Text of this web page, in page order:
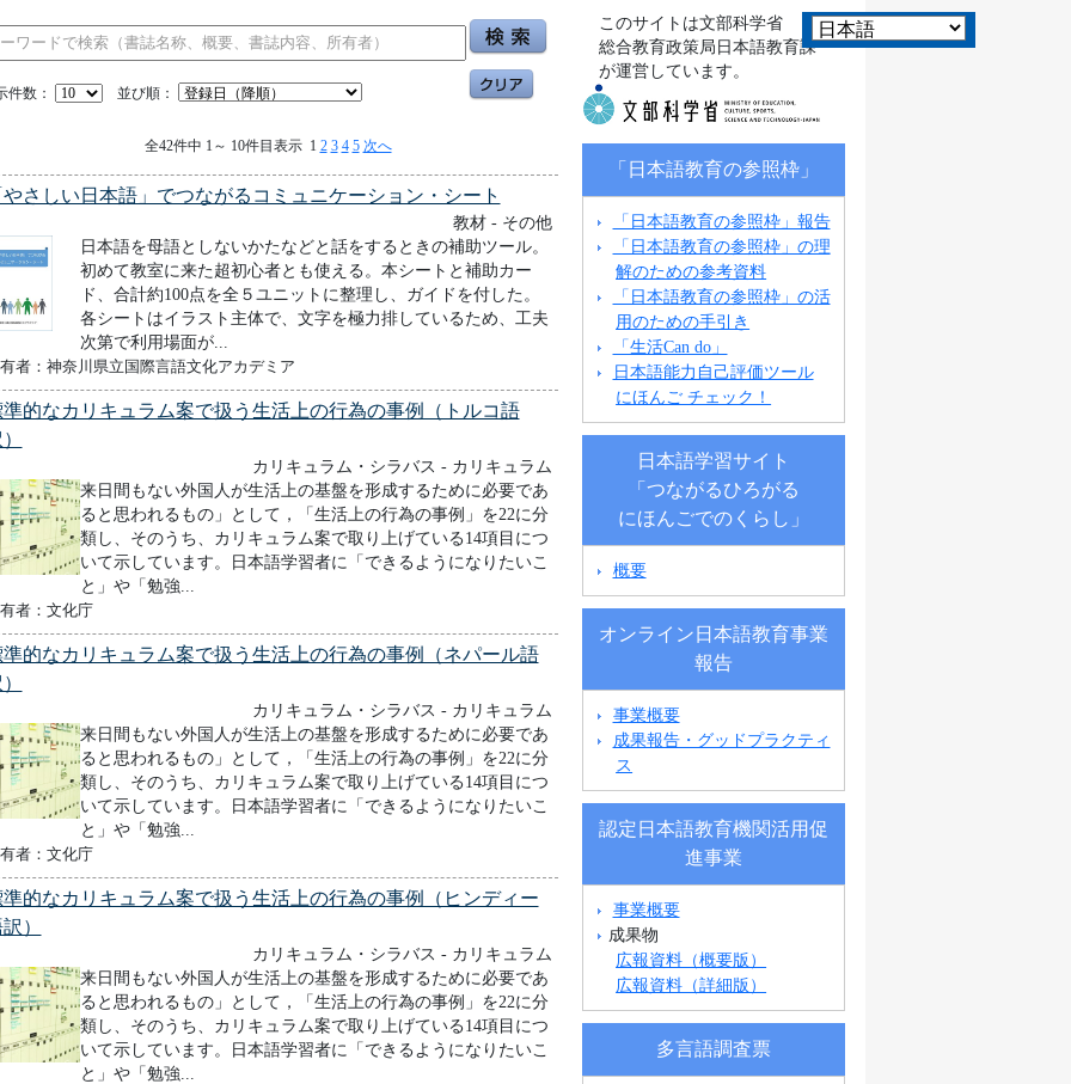
件数： 並び順：
全42件中 1～ 10件目表示 1 2 3 4 5 次へ
さしい日本語」でつながるコミュニケーション・シート
教材 - その他
日本語を母語としないかたなどと話をするときの補助ツール。
初めて教室に来た超初心者とも使える。本シートと補助カー
ド、合計約100点を全５ユニットに整理し、ガイドを付した。
各シートはイラスト主体で、文字を極力排しているため、工夫
次第で利用場面が...
者：神奈川県立国際言語文化アカデミア
的なカリキュラム案で扱う生活上の行為の事例（トルコ語
カリキュラム・シラバス - カリキュラム
来日間もない外国人が生活上の基盤を形成するために必要であ
ると思われるもの」として，「生活上の行為の事例」を22に分
類し、そのうち、カリキュラム案で取り上げている14項目につ
いて示しています。日本語学習者に「できるようになりたいこ
と」や「勉強...
者：文化庁
的なカリキュラム案で扱う生活上の行為の事例（ネパール語
カリキュラム・シラバス - カリキュラム
来日間もない外国人が生活上の基盤を形成するために必要であ
ると思われるもの」として，「生活上の行為の事例」を22に分
類し、そのうち、カリキュラム案で取り上げている14項目につ
いて示しています。日本語学習者に「できるようになりたいこ
と」や「勉強...
者：文化庁
的なカリキュラム案で扱う生活上の行為の事例（ヒンディー
）
カリキュラム・シラバス - カリキュラム
来日間もない外国人が生活上の基盤を形成するために必要であ
ると思われるもの」として，「生活上の行為の事例」を22に分
類し、そのうち、カリキュラム案で取り上げている14項目につ
いて示しています。日本語学習者に「できるようになりたいこ
と」や「勉強...
このサイトは文部科学省
総合教育政策局日本語教育課
が運営しています。
「日本語教育の参照枠」
「日本語教育の参照枠」報告
「日本語教育の参照枠」の理
解のための参考資料
「日本語教育の参照枠」の活
用のための手引き
「生活Can do」
日本語能力自己評価ツール
にほんご チェック！
日本語学習サイト
「つながるひろがる
にほんごでのくらし」
概要
オンライン日本語教育事業
報告
事業概要
成果報告・グッドプラクティ
ス
認定日本語教育機関活用促
進事業
事業概要
成果物
広報資料（概要版）
広報資料（詳細版）
多言語調査票